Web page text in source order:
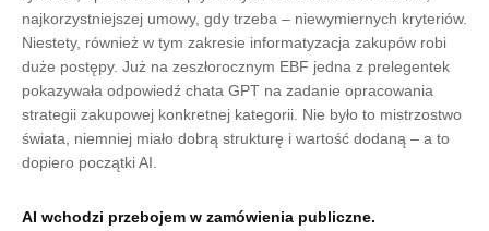
najkorzystniejszej umowy, gdy trzeba – niewymiernych kryteriów.
Niestety, również w tym zakresie informatyzacja zakupów robi
duże postępy. Już na zeszłorocznym EBF jedna z prelegentek
pokazywała odpowiedź chata GPT na zadanie opracowania
strategii zakupowej konkretnej kategorii. Nie było to mistrzostwo
świata, niemniej miało dobrą strukturę i wartość dodaną – a to
dopiero początki AI.
AI wchodzi przebojem w zamówienia publiczne.